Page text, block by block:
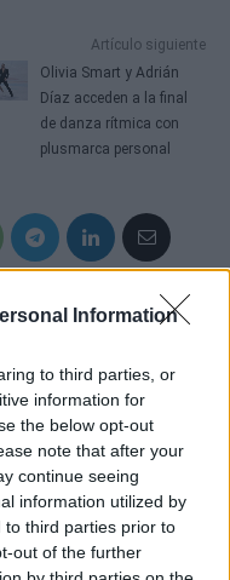
Information
to third parties, or
information for
the below opt-out
note that after your
continue seeing
information utilized by
to third parties prior to
out of the further
Artículo siguiente
Olivia Smart y Adrián
Díaz acceden a la final
de danza rítmica con
plusmarca personal